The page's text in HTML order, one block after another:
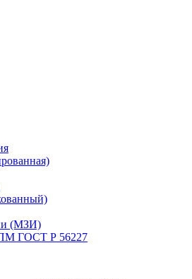
(МЗИ)
ГОСТ Р 56227